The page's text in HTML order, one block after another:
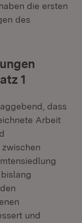
die ersten
des
1
dass
Arbeit
und